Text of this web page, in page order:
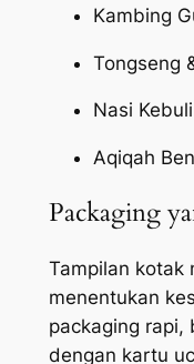
Kambing
Tongseng
Nasi
Aqiqah
Packaging
Tampilan kotak
menentukan
packaging rapi,
dengan kartu